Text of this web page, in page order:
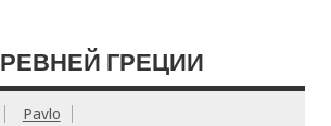
ГРЕЦИИ
Pavlo